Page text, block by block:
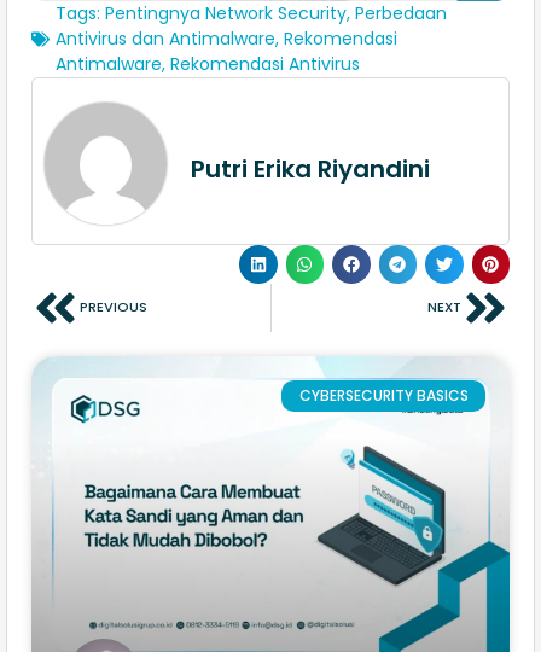
Tags: Pentingnya Network Security, Perbedaan
Antivirus dan Antimalware, Rekomendasi
Antimalware, Rekomendasi Antivirus
Putri Erika Riyandini
PREVIOUS NEXT
CYBERSECURITY BASICS